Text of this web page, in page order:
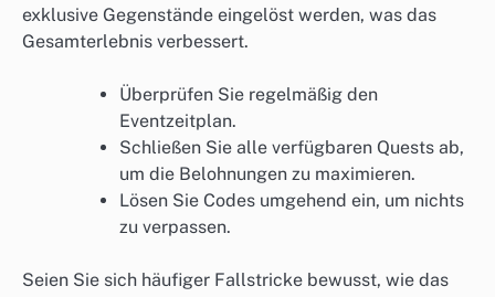
exklusive Gegenstände eingelöst werden, was das
Gesamterlebnis verbessert.
Überprüfen Sie regelmäßig den
Eventzeitplan.
Schließen Sie alle verfügbaren Quests ab,
um die Belohnungen zu maximieren.
Lösen Sie Codes umgehend ein, um nichts
zu verpassen.
Seien Sie sich häufiger Fallstricke bewusst, wie das